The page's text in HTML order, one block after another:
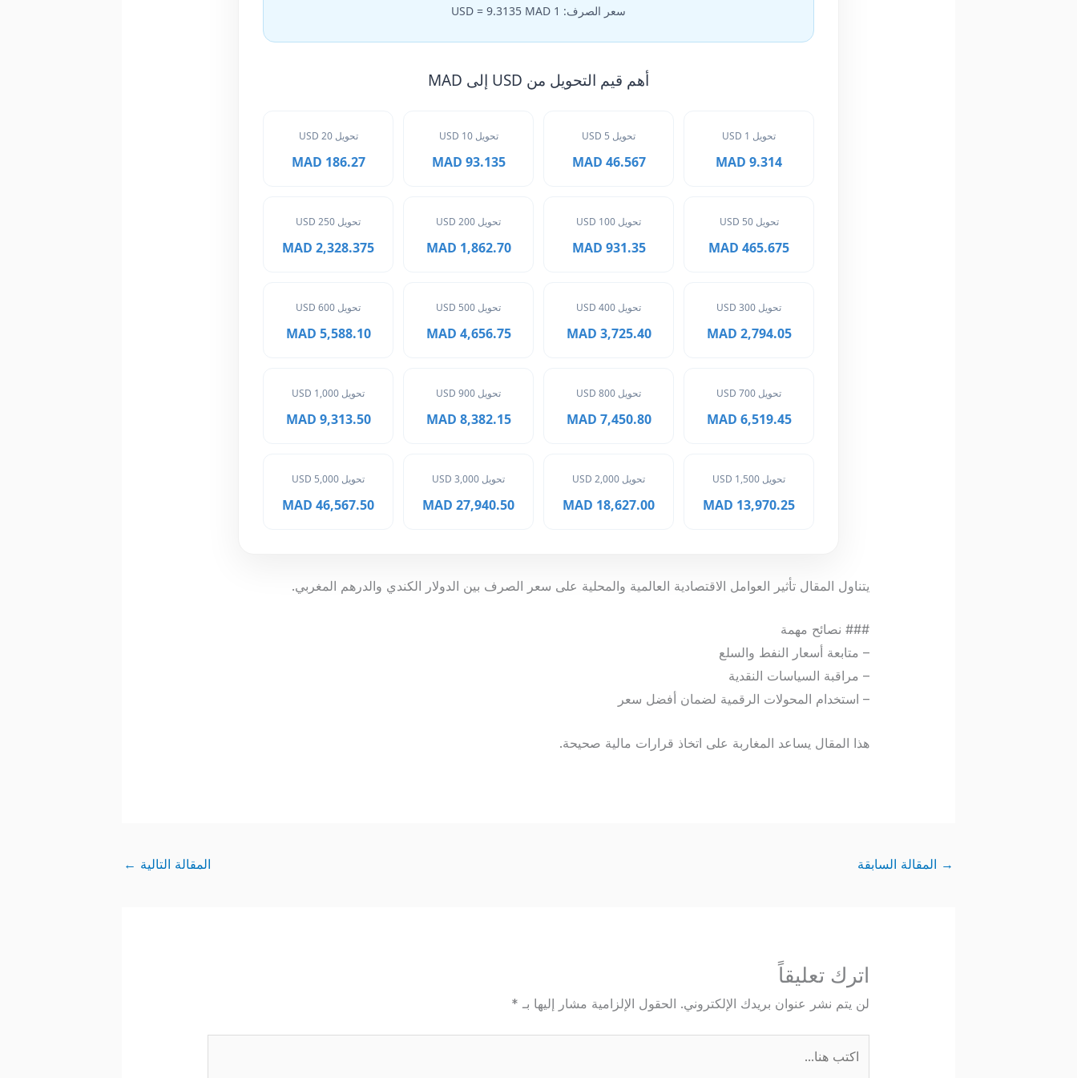
سعر الصرف: 1 USD = 9.3135 MAD
أهم قيم التحويل من USD إلى MAD
تحويل 1 USD
9.314 MAD
تحويل 5 USD
46.567 MAD
تحويل 10 USD
93.135 MAD
تحويل 20 USD
186.27 MAD
تحويل 50 USD
465.675 MAD
تحويل 100 USD
931.35 MAD
تحويل 200 USD
1,862.70 MAD
تحويل 250 USD
2,328.375 MAD
تحويل 300 USD
2,794.05 MAD
تحويل 400 USD
3,725.40 MAD
تحويل 500 USD
4,656.75 MAD
تحويل 600 USD
5,588.10 MAD
تحويل 700 USD
6,519.45 MAD
تحويل 800 USD
7,450.80 MAD
تحويل 900 USD
8,382.15 MAD
تحويل 1,000 USD
9,313.50 MAD
تحويل 1,500 USD
13,970.25 MAD
تحويل 2,000 USD
18,627.00 MAD
تحويل 3,000 USD
27,940.50 MAD
تحويل 5,000 USD
46,567.50 MAD
يتناول المقال تأثير العوامل الاقتصادية العالمية والمحلية على سعر الصرف بين الدولار الكندي والدرهم المغربي.
### نصائح مهمة
– متابعة أسعار النفط والسلع
– مراقبة السياسات النقدية
– استخدام المحولات الرقمية لضمان أفضل سعر
هذا المقال يساعد المغاربة على اتخاذ قرارات مالية صحيحة.
→ المقالة السابقة المقالة التالية ←
اترك تعليقاً
لن يتم نشر عنوان بريدك الإلكتروني. الحقول الإلزامية مشار إليها بـ *